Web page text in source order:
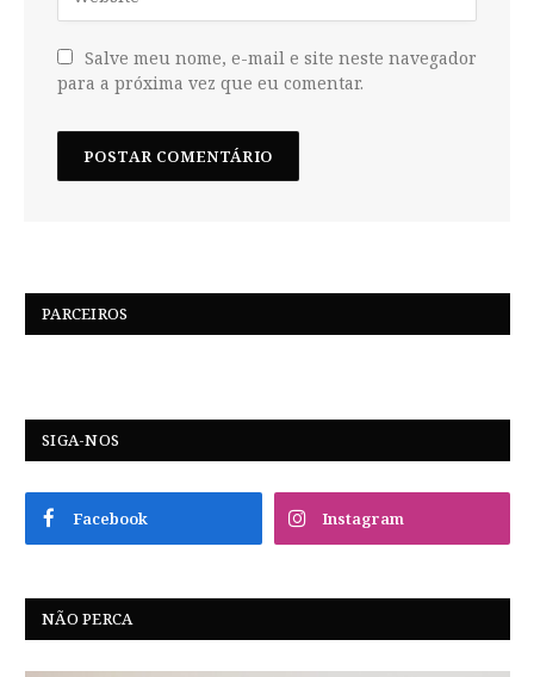
Salve meu nome, e-mail e site neste navegador
para a próxima vez que eu comentar.
PARCEIROS
SIGA-NOS
Facebook Instagram
NÃO PERCA